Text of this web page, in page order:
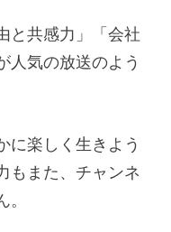
と共感力」「会社
人気の放送のよう
に楽しく生きよう
もまた、チャンネ